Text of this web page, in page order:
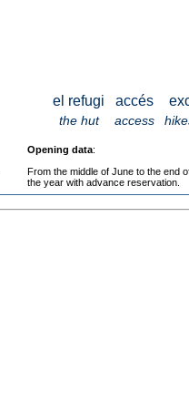
el refugi accés
the hut access
Opening data:
From the middle of June to the end
the year with advance reservation.